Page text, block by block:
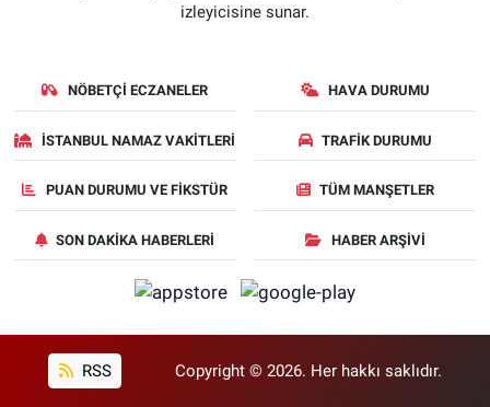
izleyicisine sunar.
NÖBETÇI ECZANELER HAVA DURUMU
İSTANBUL NAMAZ VAKITLERI TRAFIK DURUMU
PUAN DURUMU VE FIKSTÜR TÜM MANŞETLER
SON DAKIKA HABERLERI HABER ARŞIVI
RSS Copyright © 2026. Her hakkı saklıdır.